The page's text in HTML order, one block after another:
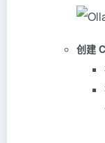
创建